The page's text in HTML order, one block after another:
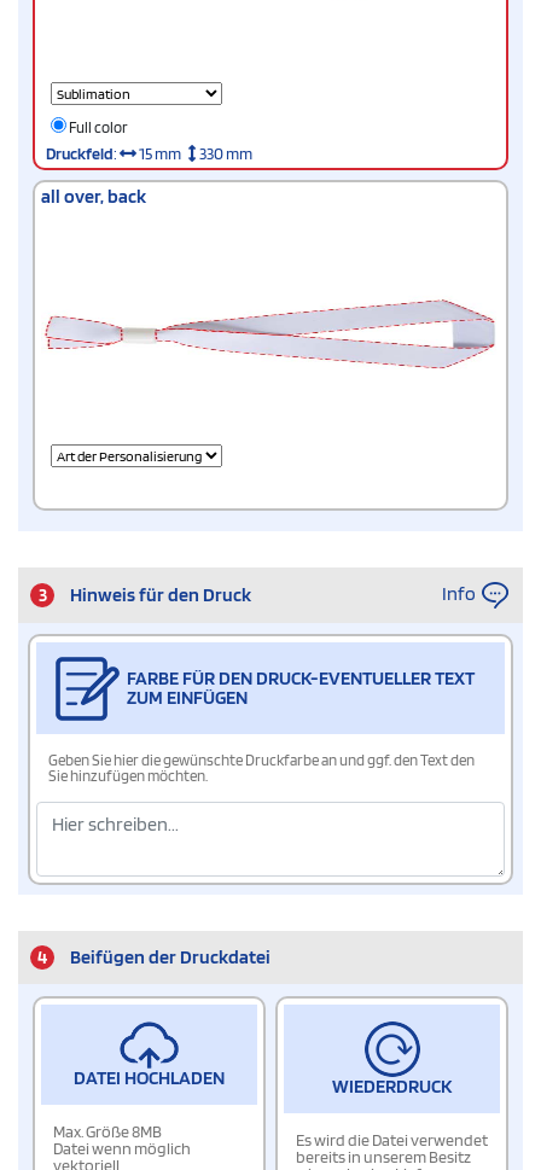
Full color
Druckfeld: 15 mm 330 mm
all over, back
3 Hinweis für den Druck Info
FARBE FÜR DEN DRUCK-EVENTUELLER TEXT
ZUM EINFÜGEN
Geben Sie hier die gewünschte Druckfarbe an und ggf. den Text den
Sie hinzufügen möchten.
4 Beifügen der Druckdatei
DATEI HOCHLADEN
Max. Größe 8MB
Datei wenn möglich
vektoriell
WIEDERDRUCK
Es wird die Datei verwendet
bereits in unserem Besitz